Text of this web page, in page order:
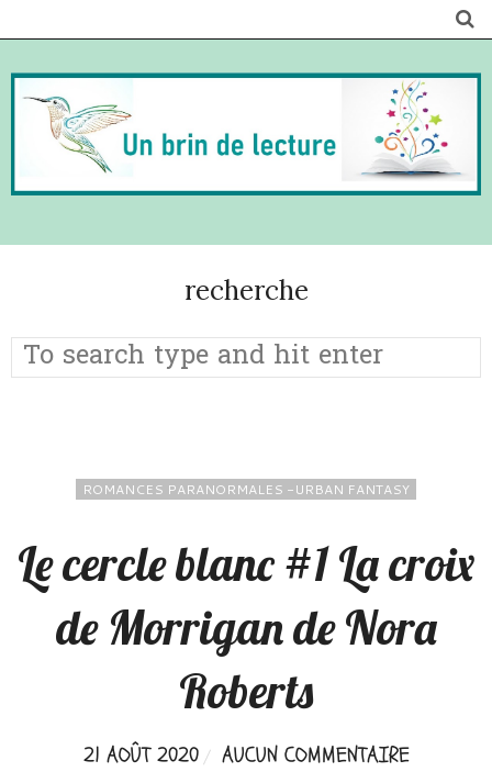
recherche
ROMANCES PARANORMALES -URBAN FANTASY
Le cercle blanc #1 La croix
de Morrigan de Nora
Roberts
21 AOÛT 2020 AUCUN COMMENTAIRE